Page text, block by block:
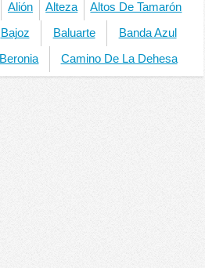
Alión Alteza Altos De Tamarón
Bajoz Baluarte Banda Azul
Beronia Camino De La Dehesa